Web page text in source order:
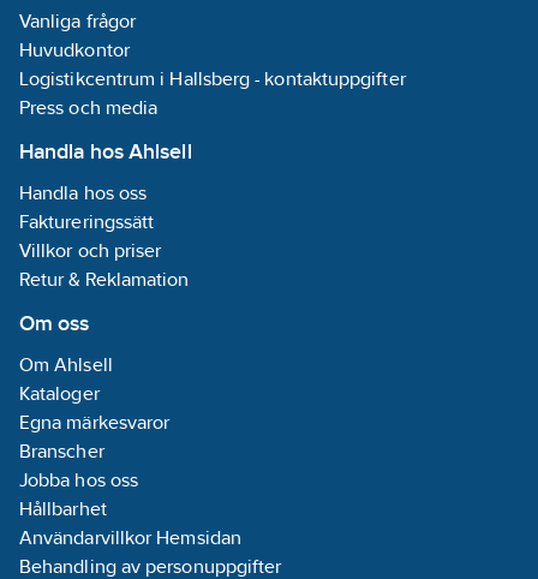
Vanliga frågor
Huvudkontor
Logistikcentrum i Hallsberg - kontaktuppgifter
Press och media
Handla hos Ahlsell
Handla hos oss
Faktureringssätt
Villkor och priser
Retur & Reklamation
Om oss
Om Ahlsell
Kataloger
Egna märkesvaror
Branscher
Jobba hos oss
Hållbarhet
Användarvillkor Hemsidan
Behandling av personuppgifter